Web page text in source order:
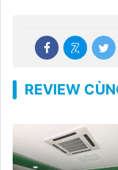
REVIEW